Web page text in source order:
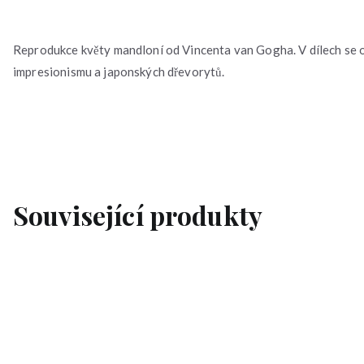
Reprodukce květy mandloní od Vincenta van Gogha. V dílech se
impresionismu a japonských dřevorytů.
Související produkty